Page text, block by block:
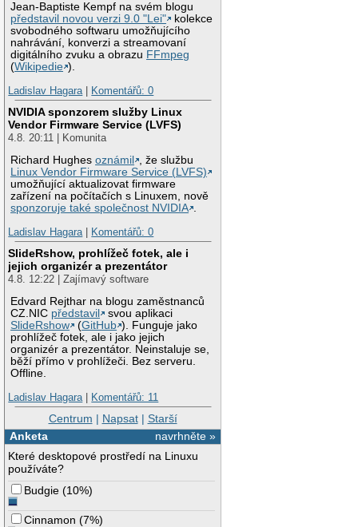
Jean-Baptiste Kempf na svém blogu
představil novou verzi 9.0 "Lei"
kolekce
svobodného softwaru umožňujícího
nahrávání, konverzi a streamovaní
digitálního zvuku a obrazu FFmpeg
(Wikipedie ).
Ladislav Hagara| Komentářů: 0
NVIDIA sponzorem služby Linux
Vendor Firmware Service (LVFS)
4.8. 20:11 | Komunita
Richard Hughesoznámil
, že službu
Linux Vendor Firmware Service (LVFS)
umožňující aktualizovat firmware
zařízení na počítačích s Linuxem, nově
sponzoruje také společnost NVIDIA .
Ladislav Hagara| Komentářů: 0
SlideRshow, prohlížeč fotek, ale i
jejich organizér a prezentátor
4.8. 12:22 | Zajímavý software
Edvard Rejthar na blogu zaměstnanců
CZ.NIC představil
svou aplikaci
SlideRshow
(GitHub ). Funguje jako
prohlížeč fotek, ale i jako jejich
organizér a prezentátor. Neinstaluje se,
běží přímo v prohlížeči. Bez serveru.
Offline.
Ladislav Hagara| Komentářů: 11
Centrum | Napsat| Starší
navrhněte »
Anketa
Které desktopové prostředí na Linuxu
používáte?
Budgie (10%)
Cinnamon (7%)